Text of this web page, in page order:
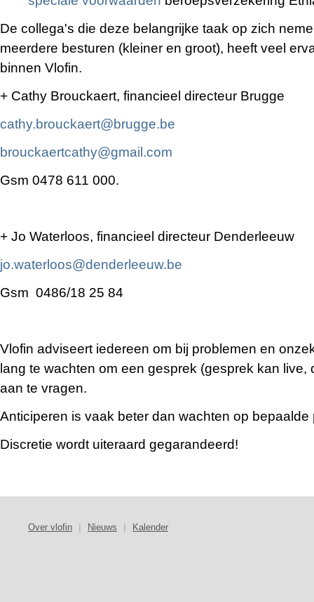
De collega's die deze belangrijke taak op zich
meerdere besturen (kleiner en groot), heeft veel
binnen Vlofin.
+ Cathy Brouckaert, financieel directeur Brugge
cathy.brouckaert@brugge.be
brouckaertcathy@gmail.com
Gsm 0478 611 000.
+ Jo Waterloos, financieel directeur Denderleeuw
jo.waterloos@denderleeuw.be
Gsm 0486/18 25 84
Vlofin adviseert iedereen om bij problemen en
lang te wachten om een gesprek (gesprek kan live,
aan te vragen.
Anticiperen is vaak beter dan wachten op bepaalde
Discretie wordt uiteraard gegarandeerd!
Over vlofin Nieuws Kalender